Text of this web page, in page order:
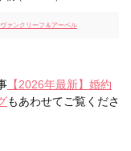
ヴァンクリーフ＆アーペル
【2026年最新】婚約
もあわせてご覧くださ